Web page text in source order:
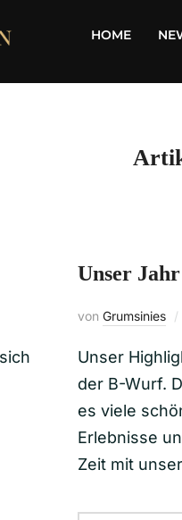
HOME
Unser
vonGrumsinies
Unser
der B-Wurf.
es viele
Erlebnisse
Zeit mit